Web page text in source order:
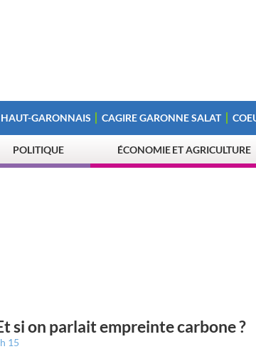
GARONNAIS CAGIRE GARONNE SALAT
POLITIQUE ÉCONOMIE ET AGRICULTURE
si on parlait empreinte carbone ?
15